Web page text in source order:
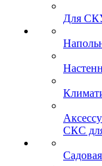
Для
СКС